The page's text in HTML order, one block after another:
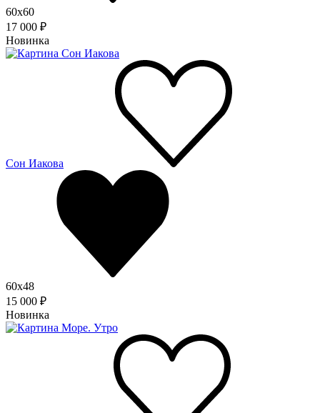
60x60
17 000 ₽
Новинка
Сон Иакова
60x48
15 000 ₽
Новинка